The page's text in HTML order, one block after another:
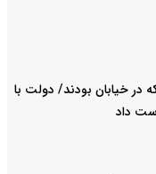
در خیابان بودند/ دولت با
داد